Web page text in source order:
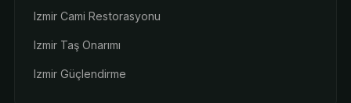
Izmir Cami Restorasyonu
Izmir Taş Onarımı
Izmir Güçlendirme